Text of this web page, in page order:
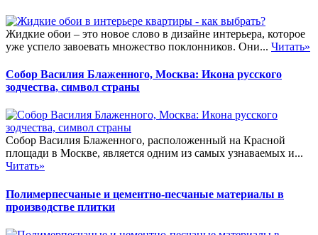
Жидкие обои – это новое слово в дизайне интерьера, которое
уже успело завоевать множество поклонников. Они... Читать»
Собор Василия Блаженного, Москва: Икона русского
зодчества, символ страны
Собор Василия Блаженного, расположенный на Красной
площади в Москве, является одним из самых узнаваемых и...
Читать»
Полимерпесчаные и цементно-песчаные материалы в
производстве плитки